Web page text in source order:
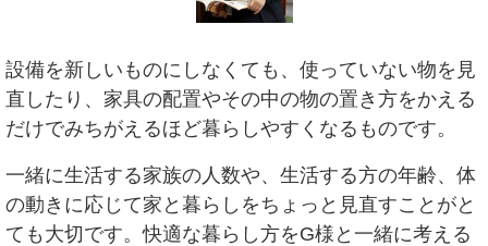
設備を新しいものにしなくても、使っていない物を見
直したり、家具の配置やその中の物の置き方をかえる
だけでみちがえるほど暮らしやすくなるものです。
一緒に生活する家族の人数や、生活する方の年齢、体
の動きに応じて家と暮らしをちょっと見直すことがと
ても大切です。快適な暮らし方をG様と一緒に考える